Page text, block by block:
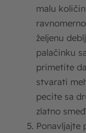
malu
željenu
palačinku
primetite
stvarati
pecite sa
zlatno
Ponavljajte